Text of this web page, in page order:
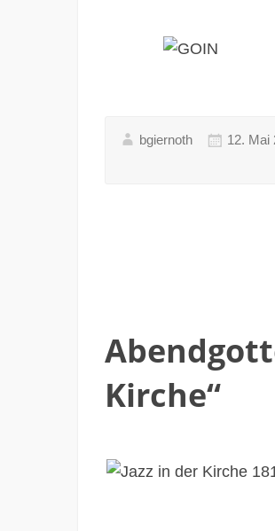
bgiernoth 12. Mai
Kirche“